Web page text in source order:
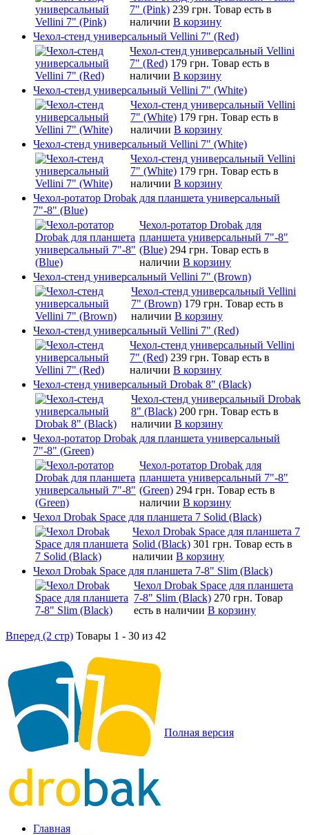
7" (Pink) 239 грн. Товар есть в
наличии В корзину
Чехол-стенд универсальный Vellini 7" (Red)
Чехол-стенд универсальный Vellini
7" (Red) 179 грн. Товар есть в
наличии В корзину
Чехол-стенд универсальный Vellini 7" (White)
Чехол-стенд универсальный Vellini
7" (White) 179 грн. Товар есть в
наличии В корзину
Чехол-стенд универсальный Vellini 7" (White)
Чехол-стенд универсальный Vellini
7" (White) 179 грн. Товар есть в
наличии В корзину
Чехол-ротатор Drobak для планшета универсальный
7"-8" (Blue)
Чехол-ротатор Drobak для
планшета универсальный 7"-8"
(Blue) 294 грн. Товар есть в
наличии В корзину
Чехол-стенд универсальный Vellini 7" (Brown)
Чехол-стенд универсальный Vellini
7" (Brown) 179 грн. Товар есть в
наличии В корзину
Чехол-стенд универсальный Vellini 7" (Red)
Чехол-стенд универсальный Vellini
7" (Red) 239 грн. Товар есть в
наличии В корзину
Чехол-стенд универсальный Drobak 8" (Black)
Чехол-стенд универсальный Drobak
8" (Black) 200 грн. Товар есть в
наличии В корзину
Чехол-ротатор Drobak для планшета универсальный
7"-8" (Green)
Чехол-ротатор Drobak для
планшета универсальный 7"-8"
(Green) 294 грн. Товар есть в
наличии В корзину
Чехол Drobak Space для планшета 7 Solid (Black)
Чехол Drobak Space для планшета 7
Solid (Black) 301 грн. Товар есть в
наличии В корзину
Чехол Drobak Space для планшета 7-8" Slim (Black)
Чехол Drobak Space для планшета
7-8" Slim (Black) 270 грн. Товар
есть в наличии В корзину
Вперед (2 стр) Товары 1 - 30 из 42
Полная версия
Главная